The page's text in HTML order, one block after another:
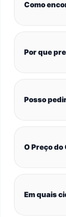
Como
Por que
Posso
O Preço
Em quais